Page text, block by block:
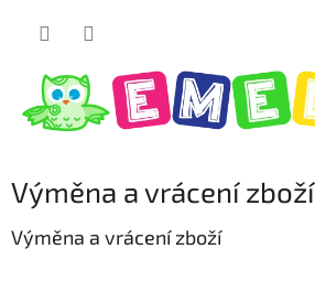
Výměna a vrácení zboží
Výměna a vrácení zboží